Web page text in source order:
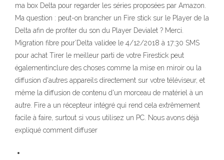
ma box Delta pour regarder les séries proposées par Amazon.
Ma question : peut-on brancher un Fire stick sur le Player de la
Delta afin de profiter du son du Player Devialet ? Merci.
Migration fibre pour’Delta validee le 4/12/2018 à 17:30 SMS
pour achat Tirer le meilleur parti de votre Firestick peut
égalementinclure des choses comme la mise en miroir ou la
diffusion d'autres appareils directement sur votre téléviseur, et
même la diffusion de contenu d'un morceau de matériel à un
autre. Fire a un récepteur intégré qui rend cela extrêmement
facile à faire, surtout si vous utilisez un PC. Nous avons déjà
expliqué comment diffuser